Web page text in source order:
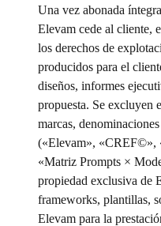
Una vez abonada
Elevam cede al cliente,
los derechos de
producidos para el
diseños, informes
propuesta. Se excluyen
marcas,
(«Elevam», «CREF©»,
«Matriz Prompts ×
propiedad exclusiva de
frameworks, plantillas,
Elevam para la